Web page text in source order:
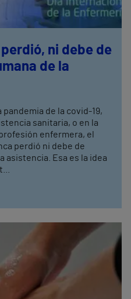
ni debe de
de la
de la covid-19,
sanitaria, o en la
enfermera, el
perdió ni debe de
asistencia. Esa es la idea